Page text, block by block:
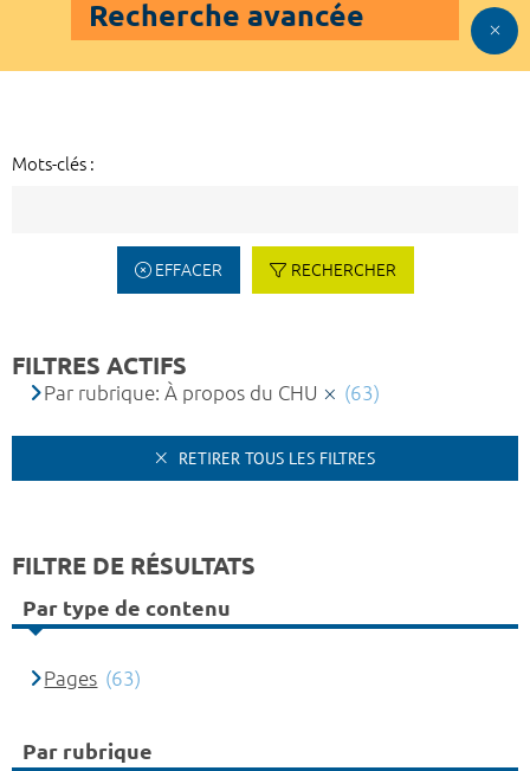
Recherche avancée
Mots-clés :
EFFACER RECHERCHER
FILTRES ACTIFS
Par rubrique: À propos du CHU (63)
RETIRER TOUS LES FILTRES
FILTRE DE RÉSULTATS
Par type de contenu
Pages (63)
Par rubrique